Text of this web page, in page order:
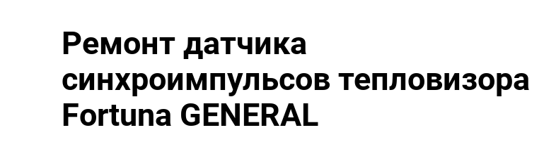
Ремонт датчика
синхроимпульсов тепловизора
Fortuna GENERAL